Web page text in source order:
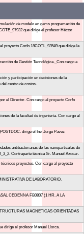
de modelo en gams programación de
que dirige el profesor Héctor
proyecto Corfo 18COTL_93549 que dirige la
de Gestión Tecnológica._Con cargo a
y participación en decisiones de la
centro de costos.
el Director. Con cargo al proyecto Corfo
de la facultad de ingeniería. Con cargo al
dirige el Inv. Jorge Pavez
antibacterianas de las nanoparticulas de
Contraparte técnica Sr. Manuel Azocar.
proyectos. Con cargo al proyecto
DE LABORATORIO.
CEDENNA FB0807 (1 HR. A LA
MAGNETICAS ORIENTADAS
dirige el profesor Manuel Llorca.